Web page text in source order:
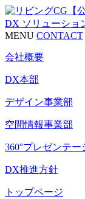
MENU CONTACT
会社概要
DX本部
デザイン事業部
空間情報事業部
360°プレゼンテ
DX推進方針
トップページ